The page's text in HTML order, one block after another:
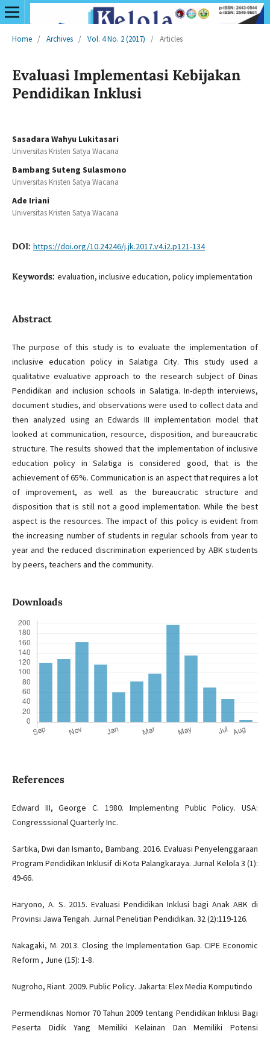
Home / Archives / Vol. 4 No. 2 (2017) / Articles
Evaluasi Implementasi Kebijakan
Pendidikan Inklusi
Sasadara Wahyu Lukitasari
Universitas Kristen Satya Wacana
Bambang Suteng Sulasmono
Universitas Kristen Satya Wacana
Ade Iriani
Universitas Kristen Satya Wacana
DOI: https://doi.org/10.24246/j.jk.2017.v4.i2.p121-134
Keywords: evaluation, inclusive education, policy implementation
Abstract
The purpose of this study is to evaluate the implementation of
inclusive education policy in Salatiga City. This study used a
qualitative evaluative approach to the research subject of Dinas
Pendidikan and inclusion schools in Salatiga. In-depth interviews,
document studies, and observations were used to collect data and
then analyzed using an Edwards III implementation model that
looked at communication, resource, disposition, and bureaucratic
structure. The results showed that the implementation of inclusive
education policy in Salatiga is considered good, that is the
achievement of 65%. Communication is an aspect that requires a lot
of improvement, as well as the bureaucratic structure and
disposition that is still not a good implementation. While the best
aspect is the resources. The impact of this policy is evident from
the increasing number of students in regular schools from year to
year and the reduced discrimination experienced by ABK students
by peers, teachers and the community.
Downloads
References
Edward III, George C. 1980. Implementing Public Policy. USA:
Congresssional Quarterly Inc.
Sartika, Dwi dan Ismanto, Bambang. 2016. Evaluasi Penyelenggaraan
Program Pendidikan Inklusif di Kota Palangkaraya. Jurnal Kelola 3 (1):
49-66.
Haryono, A. S. 2015. Evaluasi Pendidikan Inklusi bagi Anak ABK di
Provinsi Jawa Tengah. Jurnal Penelitian Pendidikan. 32 (2):119-126.
Nakagaki, M. 2013. Closing the Implementation Gap. CIPE Economic
Reform , June (15): 1-8.
Nugroho, Riant. 2009. Public Policy. Jakarta: Elex Media Komputindo
Permendiknas Nomor 70 Tahun 2009 tentang Pendidikan Inklusi Bagi
Peserta Didik Yang Memiliki Kelainan Dan Memiliki Potensi